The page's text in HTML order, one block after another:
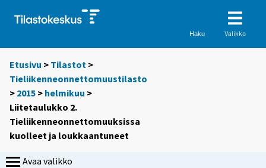
Haku Valikko
Etusivu > Tilastot >
Tieliikenneonnettomuustilasto
> 2015 > helmikuu >
Liitetaulukko 2.
Tieliikenneonnettomuuksissa
kuolleet ja loukkaantuneet
Avaa valikko